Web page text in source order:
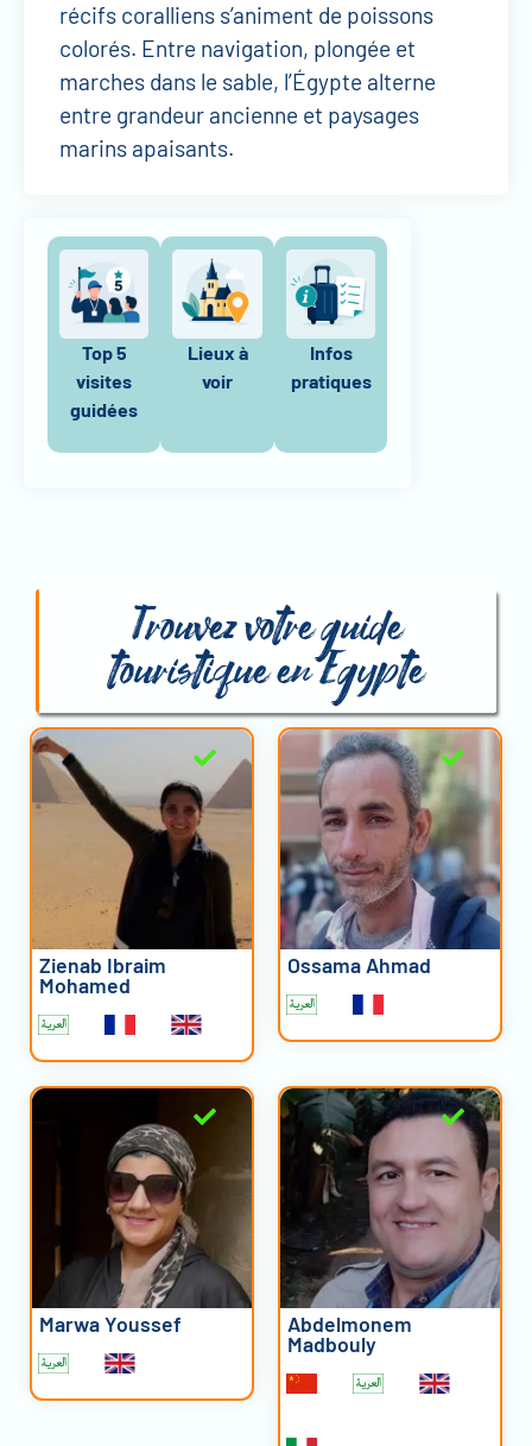
récifs coralliens s’animent de poissons
colorés. Entre navigation, plongée et
marches dans le sable, l’Égypte alterne
entre grandeur ancienne et paysages
marins apaisants.
Top 5
visites
guidées
Lieux à
voir
Infos
pratiques
Trouvez votre guide
touristique en Egypte
Zienab Ibraim
Mohamed
Ossama Ahmad
Marwa Youssef Abdelmonem
Madbouly